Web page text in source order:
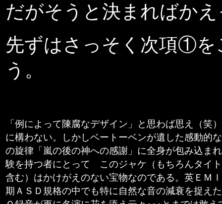
だがそうと決まればか
先ずはさっそく次項①を
う。
「例によって陳腐なデザイン」と思わば思え（笑
に構わない。しかしベートーベンが遺した感動的
の旋律「嵐の後の神への感謝」に全身が包み込ま
験を持つ者にとって このジャケ（もちろんタイ
含む）はかけがえのない宝物なのである。英ＥＭ
期ＡＳＤ規格の中でも特に自然な音の減衰を捉え